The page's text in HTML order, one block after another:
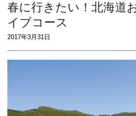
春に行きたい！北海道
イブコース
2017年3月31日